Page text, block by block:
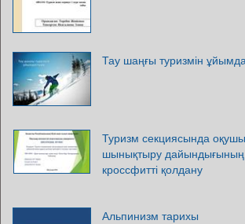
Тау шаңғы туризмін
Туризм секциясында
шынықтыру дайындығының
кроссфитті қолдану
Альпинизм тарихы